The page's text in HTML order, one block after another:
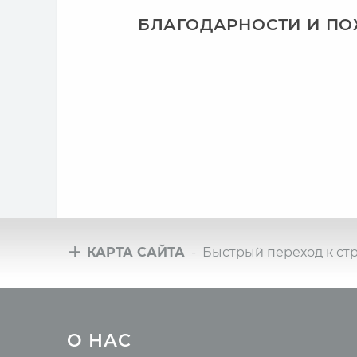
БЛАГОДАРНОСТИ И
КАРТА САЙТА - Быстрый переход к
Йога-туры с клубом OUM.RU
О НАС